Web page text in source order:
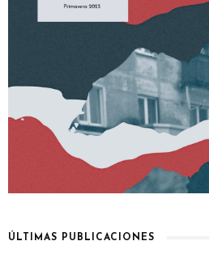
ÚLTIMAS PUBLICACIONES